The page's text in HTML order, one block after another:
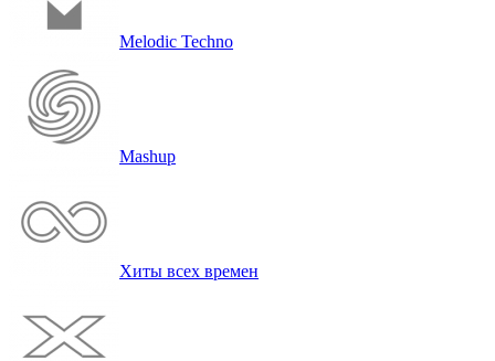
Melodic Techno
Mashup
Хиты всех вре­мен